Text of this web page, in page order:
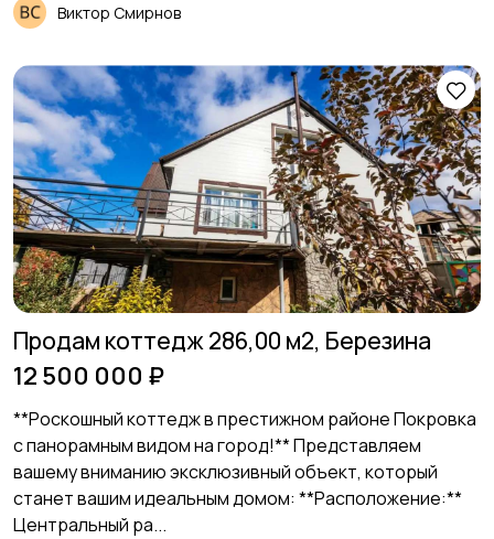
Виктор Смирнов
Продам коттедж 286,00 м2, Березина
12 500 000 ₽
**Роскошный коттедж в престижном районе Покровка
с панорамным видом на город!** Представляем
вашему вниманию эксклюзивный объект, который
станет вашим идеальным домом: **Расположение:**
Центральный ра...